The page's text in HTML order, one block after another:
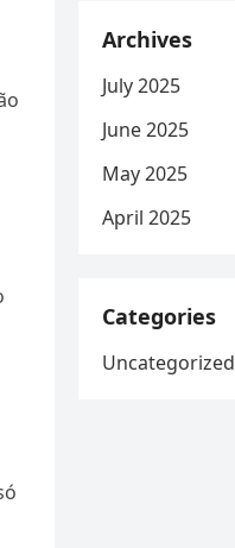
Archives
July 2025
June 2025
May 2025
April 2025
Categories
Uncategorized